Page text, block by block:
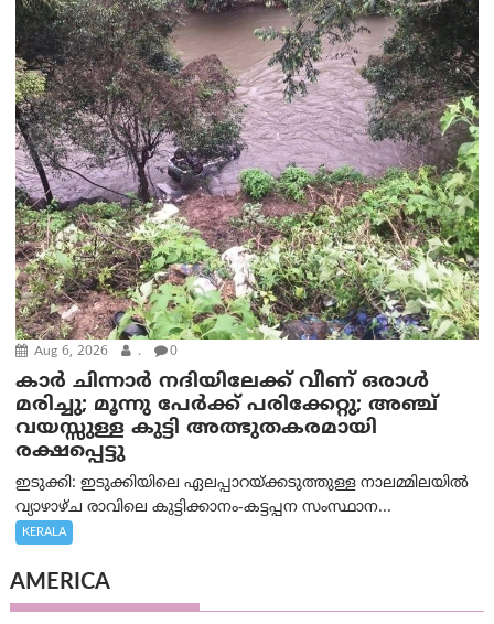
Aug 6, 2026 . 0
കാര്‍ ചിന്നാര്‍ നദിയിലേക്ക് വീണ് ഒരാള്‍
മരിച്ചു; മൂന്നു പേര്‍ക്ക് പരിക്കേറ്റു; അഞ്ച്
വയസ്സുള്ള കുട്ടി അത്ഭുതകരമായി
രക്ഷപ്പെട്ടു
ഇടുക്കി: ഇടുക്കിയിലെ ഏലപ്പാറയ്ക്കടുത്തുള്ള നാലമ്മിലയിൽ
വ്യാഴാഴ്ച രാവിലെ കുട്ടിക്കാനം-കട്ടപ്പന സംസ്ഥാന...
KERALA
AMERICA